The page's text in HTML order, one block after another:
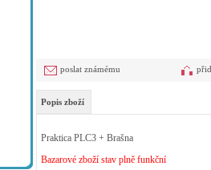
poslat známému
Popis zboží
Praktica PLC3 + Brašna
Bazarové zboží stav plně funkční